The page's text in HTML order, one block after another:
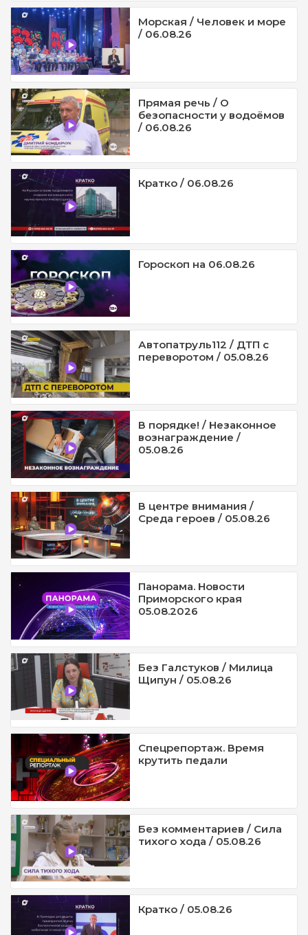
Морская / Человек и море
/ 06.08.26
Прямая речь / О
безопасности у водоёмов
/ 06.08.26
Кратко / 06.08.26
Гороскоп на 06.08.26
Автопатруль112 / ДТП с
переворотом / 05.08.26
В порядке! / Незаконное
вознаграждение /
05.08.26
В центре внимания /
Среда героев / 05.08.26
Панорама. Новости
Приморского края
05.08.2026
Без Галстуков / Милица
Щипун / 05.08.26
Спецрепортаж. Время
крутить педали
Без комментариев / Сила
тихого хода / 05.08.26
Кратко / 05.08.26